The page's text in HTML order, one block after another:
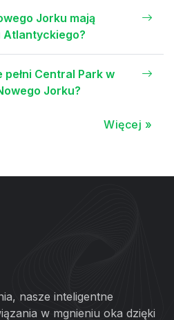
Jorku mają
Atlantyckiego?
Central Park w
Jorku?
Więcej »
nasze inteligentne
w mgnieniu oka dzięki